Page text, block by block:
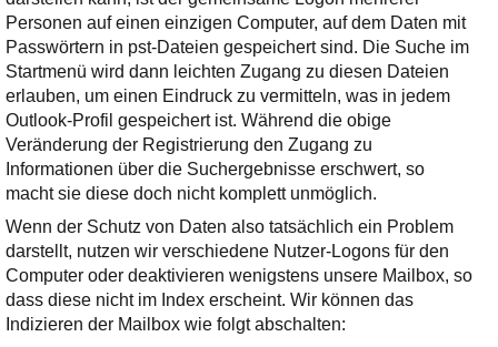
Personen auf einen einzigen Computer, auf dem Daten mit
Passwörtern in pst-Dateien gespeichert sind. Die Suche im
Startmenü wird dann leichten Zugang zu diesen Dateien
erlauben, um einen Eindruck zu vermitteln, was in jedem
Outlook-Profil gespeichert ist. Während die obige
Veränderung der Registrierung den Zugang zu
Informationen über die Suchergebnisse erschwert, so
macht sie diese doch nicht komplett unmöglich.
Wenn der Schutz von Daten also tatsächlich ein Problem
darstellt, nutzen wir verschiedene Nutzer-Logons für den
Computer oder deaktivieren wenigstens unsere Mailbox, so
dass diese nicht im Index erscheint. Wir können das
Indizieren der Mailbox wie folgt abschalten: